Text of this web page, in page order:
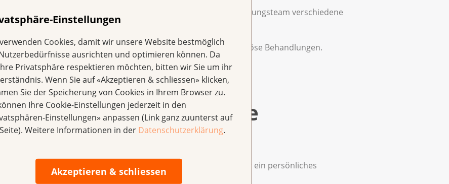
Einstellungen
Cookies, damit wir unsere Website bestmöglich
ausrichten und optimieren können. Da
Privatsphäre respektieren möchten, bitten wir Sie um ihr
Wenn Sie auf «Akzeptieren & schliessen» klicken,
Sie der Speicherung von Cookies in Ihrem Browser zu.
Ihre Cookie-Einstellungen jederzeit in den
Einstellungen» anpassen (Link ganz zuunterst auf
Weitere Informationen in der Datenschutzerklärung.
Akzeptieren & schliessen
Behandlungsmöglichkeiten. Meistens kombiniert das Behandlungsteam verschiedene
sind: Operation, Strahlentherapie und medikamentöse Behandlungen.
bei Prostatakrebs.
Beratung durch die
Sie oder Ihre Nahestehenden Unterstützung? Sie können sich für ein persönliches
Krebsligawenden.